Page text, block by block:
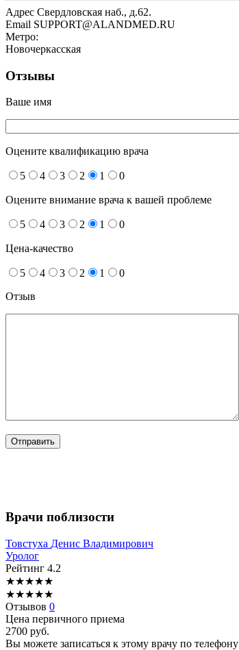
Адрес Свердловская наб., д.62.
Email SUPPORT@ALANDMED.RU
Метро:
Новочеркасская
Отзывы
Ваше имя
Оцените квалификацию врача
5 4 3 2 1 0
Оцените внимание врача к вашей проблеме
5 4 3 2 1 0
Цена-качество
5 4 3 2 1
0
Отзыв
Врачи поблизости
Товстуха Денис Владимирович
Уролог
Рейтинг 4.2
★★★★★
★★★★★
Отзывов 0
Цена первичного приема
2700 руб.
Вы можете записаться к этому врачу по телефону